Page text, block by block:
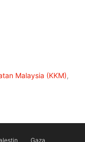
Malaysia (KKM),
Gaza